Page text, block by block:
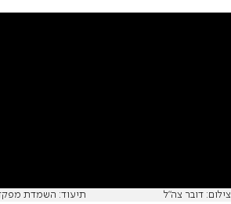
תיעוד: השמדת צילום: דובר צה"ל